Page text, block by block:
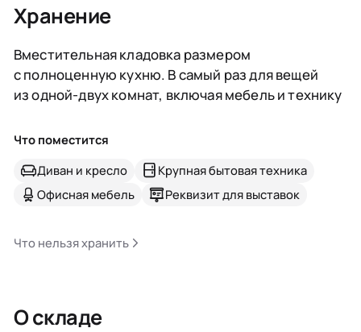
Хранение
Вместительная кладовка размером
с полноценную кухню. В самый раз для вещей
из одной-двух комнат, включая мебель и технику
Что поместится
Диван и кресло
Крупная бытовая техника
Офисная мебель
Реквизит для выставок
Что нельзя хранить
О складе